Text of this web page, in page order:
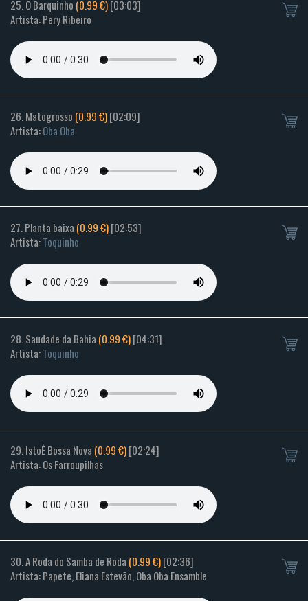
25. O Barquinho (0.99 €)[03:03]
Artista: Pery Ribeiro
26. Matogrosso (0.99 €)[02:09]
Artista:Oba Oba
27. Planta baixa (0.99 €)[02:53]
Artista:Toquinho
28. Saudade da Bahia (0.99 €)[04:31]
Artista:Toquinho
29. IstoÈ Bossa Nova (0.99 €)[02:24]
Artista: Os Farroupilhas
30. A Roda do Samba de Roda (0.99 €)[02:36]
Artista: Papete, Eliana Estevão, Oba Oba Ensamble